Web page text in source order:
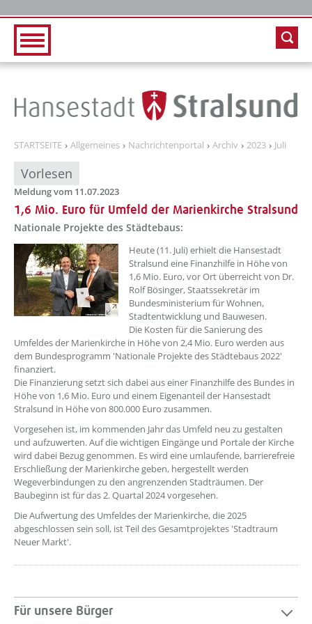
STARTSEITE Allgemeines Nachrichtenportal Archiv 2023 Juli
Vorlesen
Meldung vom 11.07.2023
1,6 Mio. Euro für Umfeld der Marienkirche Stralsund
Nationale Projekte des Städtebaus:
??? absaetzeOben[1]/titel ???
Heute (11. Juli) erhielt die Hansestadt
Stralsund eine Finanzhilfe in Höhe von
1,6 Mio. Euro, vor Ort überreicht von Dr.
Rolf Bösinger, Staatssekretär im
Bundesministerium für Wohnen,
Stadtentwicklung und Bauwesen.
Die Kosten für die Sanierung des
Umfeldes der Marienkirche in Höhe von 2,4 Mio. Euro werden aus
dem Bundesprogramm 'Nationale Projekte des Städtebaus 2022'
finanziert.
Die Finanzierung setzt sich dabei aus einer Finanzhilfe des Bundes in
Höhe von 1,6 Mio. Euro und einem Eigenanteil der Hansestadt
Stralsund in Höhe von 800.000 Euro zusammen.
Vorgesehen ist, im kommenden Jahr das Umfeld neu zu gestalten
und aufzuwerten. Auf die wichtigen Eingänge und Portale der Kirche
wird dabei Bezug genommen. Es wird eine umlaufende, barrierefreie
Erschließung der Marienkirche geben, hergestellt werden
Wegeverbindungen zu den angrenzenden Stadträumen. Der
Baubeginn ist für das 2. Quartal 2024 vorgesehen.
Die Aufwertung des Umfeldes der Marienkirche, die 2025
abgeschlossen sein soll, ist Teil des Gesamtprojektes 'Stadtraum
Neuer Markt'.
Für unsere Bürger